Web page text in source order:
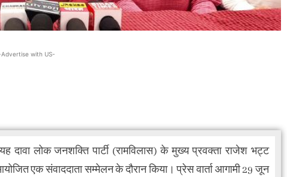
with US-
दावा लोक जनशक्ति पार्टी (रामविलास) के मुख्य प्रवक्ता राजेश भट्ट
एक संवाददाता सम्मेलन के दौरान किया। प्रेस वार्ता आगामी 29 जून